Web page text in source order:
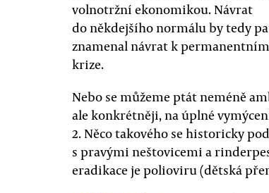
volnotržní ekonomikou. Návrat
do někdejšího normálu by tedy
znamenal návrat k
krize.
Nebo se můžeme ptát neméně
ale konkrétněji, na úplné vymýcení
2. Něco takového se historicky
s pravými neštovicemi a
eradikace je polioviru (dětská